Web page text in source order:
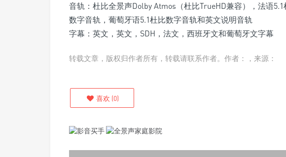
音轨：杜比全景声Dolby Atmos（杜比TrueHD兼容），法语
数字音轨，葡萄牙语5.1杜比数字音轨和英文说明音轨
字幕：英文，英文，SDH，法文，西班牙文和葡萄牙文字幕
转载文章，版权归作者所有，转载请联系作者。作者：，来源：
喜欢 (0)